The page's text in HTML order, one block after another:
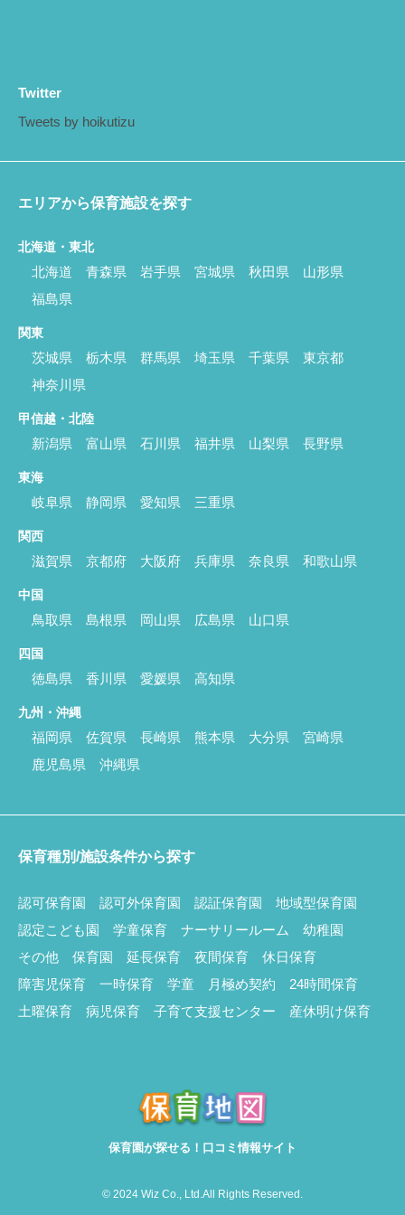
Twitter
Tweets by hoikutizu
エリアから保育施設を探す
北海道・東北
北海道 青森県 岩手県 宮城県 秋田県
山形県
福島県
関東
茨城県 栃木県 群馬県 埼玉県 千葉県
東京都
神奈川県
甲信越・北陸
新潟県 富山県 石川県 福井県 山梨県 長野県
東海
岐阜県 静岡県 愛知県 三重県
関西
滋賀県 京都府 大阪府 兵庫県 奈良県 和歌山県
中国
鳥取県 島根県 岡山県 広島県 山口県
四国
徳島県 香川県 愛媛県 高知県
九州・沖縄
福岡県 佐賀県 長崎県 熊本県 大分県
宮崎県
鹿児島県
沖縄県
保育種別/施設条件から探す
認可保育園 認可外保育園 認証保育園
地域型保育園
認定こども園
学童保育 ナーサリールーム
幼稚園
その他
保育園 延長保育 夜間保育
休日保育
障害児保育
一時保育 学童 月極め契約
24時間保育
土曜保育
病児保育 子育て支援センター 産休明け保育
保育園が探せる！口コミ情報サイト
© 2024 Wiz Co., Ltd.All Rights Reserved.